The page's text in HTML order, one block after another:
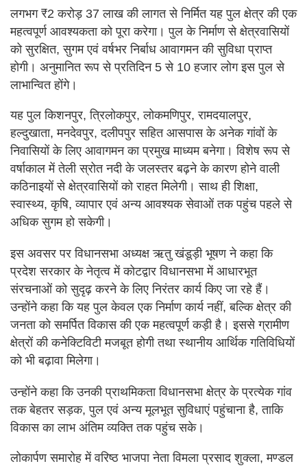
लगभग ₹2 करोड़ 37 लाख की लागत से निर्मित यह पुल क्षेत्र की एक
महत्वपूर्ण आवश्यकता को पूरा करेगा। पुल के निर्माण से क्षेत्रवासियों
को सुरक्षित, सुगम एवं वर्षभर निर्बाध आवागमन की सुविधा प्राप्त
होगी। अनुमानित रूप से प्रतिदिन 5 से 10 हजार लोग इस पुल से
लाभान्वित होंगे।
यह पुल किशनपुर, त्रिलोकपुर, लोकमणिपुर, रामदयालपुर,
हल्दुखाता, मनदेवपुर, दलीपपुर सहित आसपास के अनेक गांवों के
निवासियों के लिए आवागमन का प्रमुख माध्यम बनेगा। विशेष रूप से
वर्षाकाल में तेली स्रोत नदी के जलस्तर बढ़ने के कारण होने वाली
कठिनाइयों से क्षेत्रवासियों को राहत मिलेगी। साथ ही शिक्षा,
स्वास्थ्य, कृषि, व्यापार एवं अन्य आवश्यक सेवाओं तक पहुंच पहले से
अधिक सुगम हो सकेगी।
इस अवसर पर विधानसभा अध्यक्ष ऋतु खंडूड़ी भूषण ने कहा कि
प्रदेश सरकार के नेतृत्व में कोटद्वार विधानसभा में आधारभूत
संरचनाओं को सुदृढ़ करने के लिए निरंतर कार्य किए जा रहे हैं।
उन्होंने कहा कि यह पुल केवल एक निर्माण कार्य नहीं, बल्कि क्षेत्र की
जनता को समर्पित विकास की एक महत्वपूर्ण कड़ी है। इससे ग्रामीण
क्षेत्रों की कनेक्टिविटी मजबूत होगी तथा स्थानीय आर्थिक गतिविधियों
को भी बढ़ावा मिलेगा।
उन्होंने कहा कि उनकी प्राथमिकता विधानसभा क्षेत्र के प्रत्येक गांव
तक बेहतर सड़क, पुल एवं अन्य मूलभूत सुविधाएं पहुंचाना है, ताकि
विकास का लाभ अंतिम व्यक्ति तक पहुंच सके।
लोकार्पण समारोह में वरिष्ठ भाजपा नेता विमला प्रसाद शुक्ला, मण्डल